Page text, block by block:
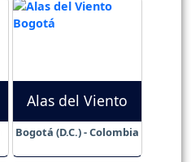
Alas del Viento
Bogotá (D.C.) - Colombia